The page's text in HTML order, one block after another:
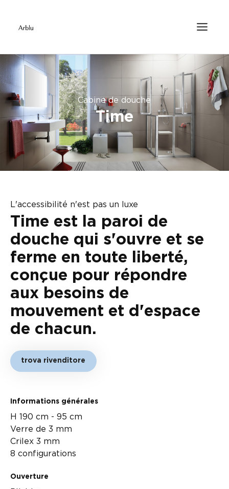
Cabine de douche
Time
L'accessibilité n'est pas un luxe
Time est la paroi de
douche qui s'ouvre et se
ferme en toute liberté,
conçue pour répondre
aux besoins de
mouvement et d'espace
de chacun.
trova rivenditore
Informations générales
H 190 cm - 95 cm
Verre de 3 mm
Crilex 3 mm
8 configurations
Ouverture